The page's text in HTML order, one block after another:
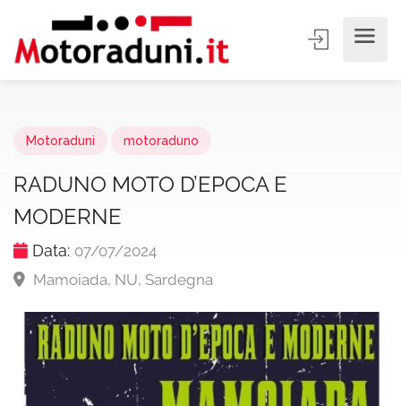
Motoraduni motoraduno
RADUNO MOTO D’EPOCA E
MODERNE
Data: 07/07/2024
Mamoiada, NU, Sardegna